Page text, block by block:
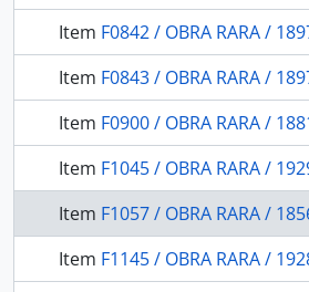
Item F0842 / OBRA RARA / 1897 - Contos araucanos en moluche i pehuenche
Item F0843 / OBRA RARA / 1897 - Documentos para el estudios del
Item F0900 / OBRA RARA / 1881 -
Item F1045 / OBRA RARA / 1929 - Uma zona de graptolitos do llandovery
Item F1057 / OBRA RARA / 1856 - Cartas sobre
Item F1145 / OBRA RARA / 1928 - Reconhecimento